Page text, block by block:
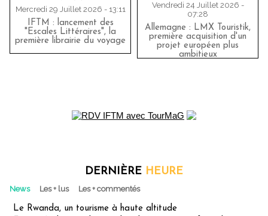
Mercredi 29 Juillet 2026 - 13:11
IFTM : lancement des
"Escales Littéraires", la
première librairie du voyage
Vendredi 24 Juillet 2026 -
07:28
Allemagne : LMX Touristik,
première acquisition d'un
projet européen plus
ambitieux
DERNIÈRE HEURE
News Les + lus Les + commentés
Le Rwanda, un tourisme à haute altitude